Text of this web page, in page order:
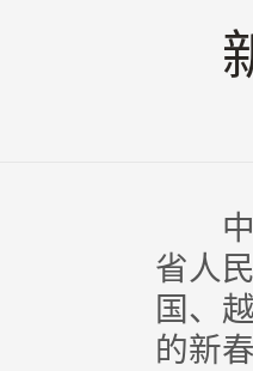
中新
省人
国、
的新